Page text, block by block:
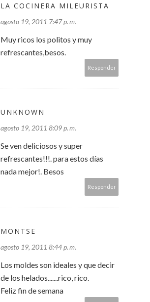
LA COCINERA MILEURISTA
agosto 19, 2011 7:47 p. m.
Muy ricos los politos y muy
refrescantes,besos.
Responder
UNKNOWN
agosto 19, 2011 8:09 p. m.
Se ven deliciosos y super
refrescantes!!!. para estos días
nada mejor!. Besos
Responder
MONTSE
agosto 19, 2011 8:44 p. m.
Los moldes son ideales y que decir
de los helados.......rico, rico.
Feliz fin de semana